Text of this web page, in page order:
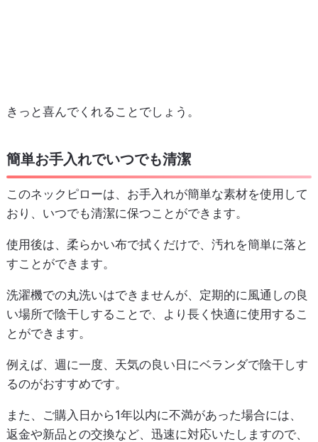
きっと喜んでくれることでしょう。
簡単お手入れでいつでも清潔
このネックピローは、お手入れが簡単な素材を使用して
おり、いつでも清潔に保つことができます。
使用後は、柔らかい布で拭くだけで、汚れを簡単に落と
すことができます。
洗濯機での丸洗いはできませんが、定期的に風通しの良
い場所で陰干しすることで、より長く快適に使用するこ
とができます。
例えば、週に一度、天気の良い日にベランダで陰干しす
るのがおすすめです。
また、ご購入日から1年以内に不満があった場合には、
返金や新品との交換など、迅速に対応いたしますので、